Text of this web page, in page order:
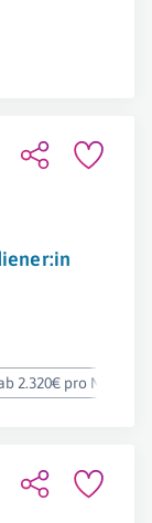
2.320€ pro Monat